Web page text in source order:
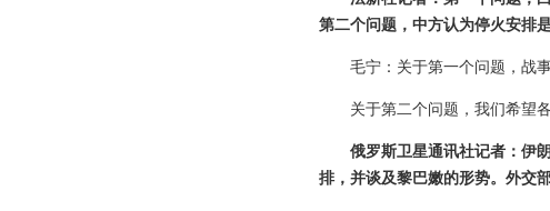
第二个问题，中方认为停火安排
毛宁：关于第一个问题，战
关于第二个问题，我们希望
俄罗斯卫星通讯社记者：伊
排，并谈及黎巴嫩的形势。外交